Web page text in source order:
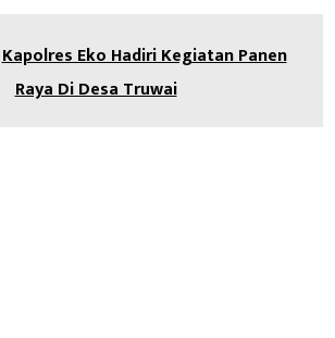
‎Kapolres Eko Hadiri Kegiatan Panen
Raya Di Desa Truwai